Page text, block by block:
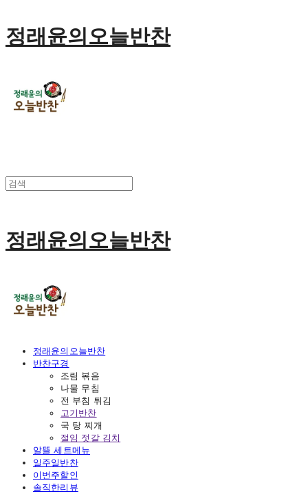
정래윤의오늘반찬
정래윤의오늘반찬
정래윤의오늘반찬
반찬구경
조림 볶음
나물 무침
전 부침 튀김
고기반찬
국 탕 찌개
절임 젓갈 김치
알뜰 세트메뉴
일주일반찬
이번주할인
솔직한리뷰